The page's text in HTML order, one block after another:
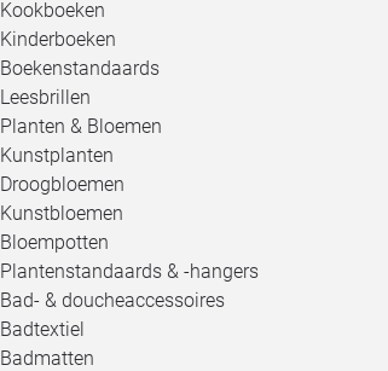
Kookboeken
Kinderboeken
Boekenstandaards
Leesbrillen
Planten & Bloemen
Kunstplanten
Droogbloemen
Kunstbloemen
Bloempotten
Plantenstandaards & -hangers
Bad- & doucheaccessoires
Badtextiel
Badmatten